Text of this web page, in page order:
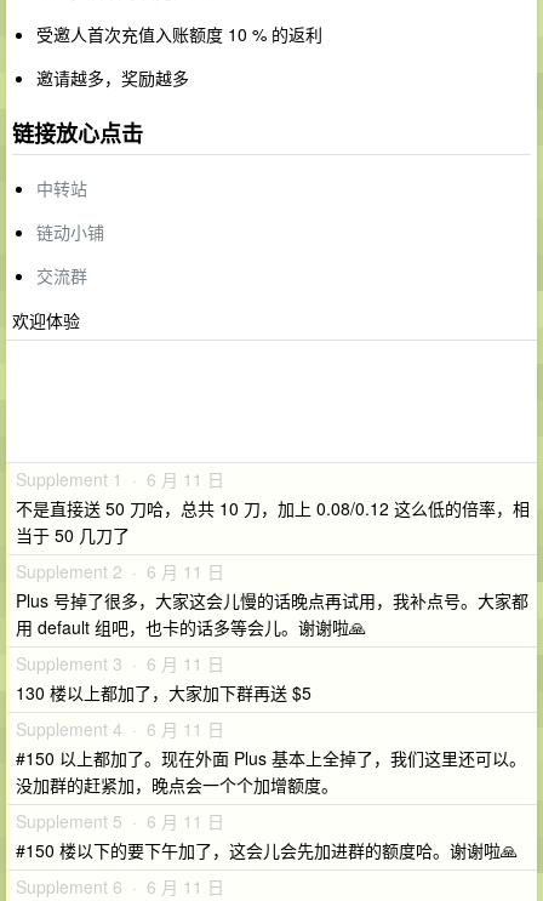
受邀人首次充值入账额度 10 % 的返利
邀请越多，奖励越多
链接放心点击
中转站
链动小铺
交流群
欢迎体验
Supplement 1 · 6 月 11 日
不是直接送 50 刀哈，总共 10 刀，加上 0.08/0.12 这么低的倍率，相
当于 50 几刀了
Supplement 2 · 6 月 11 日
Plus 号掉了很多，大家这会儿慢的话晚点再试用，我补点号。大家都
用 default 组吧，也卡的话多等会儿。谢谢啦🙏
Supplement 3 · 6 月 11 日
130 楼以上都加了，大家加下群再送 $5
Supplement 4 · 6 月 11 日
#150 以上都加了。现在外面 Plus 基本上全掉了，我们这里还可以。
没加群的赶紧加，晚点会一个个加增额度。
Supplement 5 · 6 月 11 日
#150 楼以下的要下午加了，这会儿会先加进群的额度哈。谢谢啦🙏
Supplement 6 · 6 月 11 日